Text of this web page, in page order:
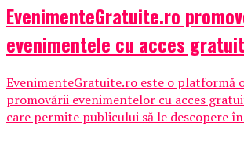
EvenimenteGratuite.ro
evenimentele cu acces
EvenimenteGratuite.ro este o platformă
promovării evenimentelor cu acces
care permite publicului să le descopere